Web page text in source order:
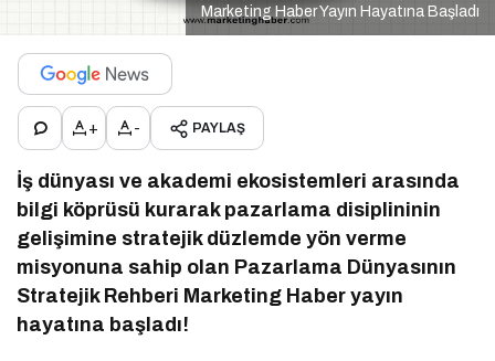
Marketing Haber Yayın Hayatına Başladı
+ - PAYLAŞ
İş dünyası ve akademi ekosistemleri arasında
bilgi köprüsü kurarak pazarlama disiplininin
gelişimine stratejik düzlemde yön verme
misyonuna sahip olan Pazarlama Dünyasının
Stratejik Rehberi Marketing Haber yayın
hayatına başladı!